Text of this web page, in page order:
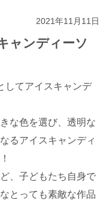
2021年11月11日
ャンディーソ
してアイスキャンデ
な色を選び、透明な
るアイスキャンディ
、子どもたち自身で
とっても素敵な作品